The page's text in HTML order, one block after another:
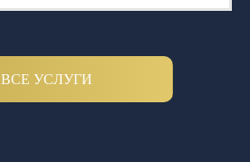
ВСЕ УСЛУГИ